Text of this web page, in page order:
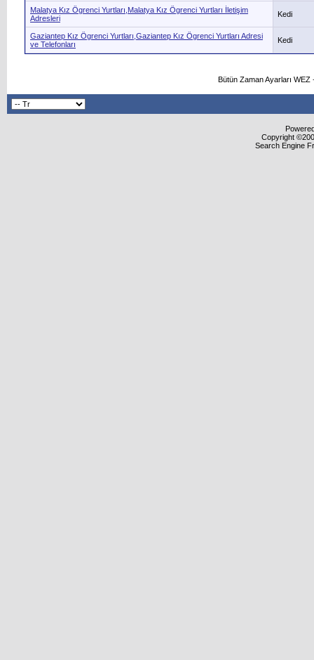
Malatya Kız Ögrenci Yurtları,Malatya Kız Ögrenci Yurtları İletişim
Adresleri
Kedi
Gaziantep Kız Ögrenci Yurtları,Gaziantep Kız Ögrenci Yurtları Adresi
ve Telefonları
Kedi
Bütün Zaman Ayarları
Copyright
Search Engine